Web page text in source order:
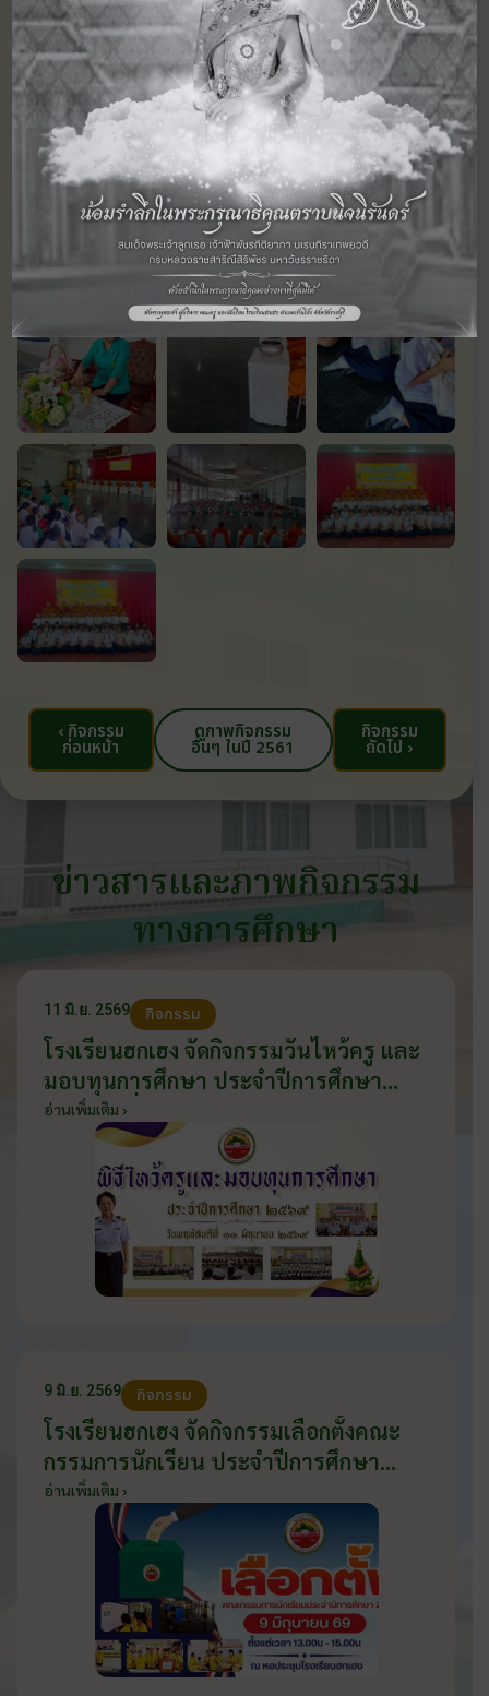
‹ กิจกรรม
ก่อนหน้า
ดูภาพกิจกรรม
อื่นๆ ในปี 2561
กิจกรรม
ถัดไป ›
ข่าวสารและภาพกิจกรรม
ทางการศึกษา
11 มิ.ย. 2569 กิจกรรม
โรงเรียนฮกเฮง จัดกิจกรรมวันไหว้ครู และ
มอบทุนการศึกษา ประจำปีการศึกษา
2569 วันที่ 11 มิถุนายน 2569
อ่านเพิ่มเติม ›
9 มิ.ย. 2569 กิจกรรม
โรงเรียนฮกเฮง จัดกิจกรรมเลือกตั้งคณะ
กรรมการนักเรียน ประจำปีการศึกษา
2569 ส่งเสริมประชาธิปไตยในโรงเรียน
วันที่ 9 มิถุนายน 2569
อ่านเพิ่มเติม ›